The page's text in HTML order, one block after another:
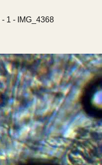
1 - IMG_4368